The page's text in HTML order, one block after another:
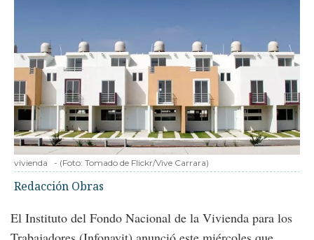
vivienda - (Foto: Tomado de Flickr/Vive Carrara)
Redacción Obras
El Instituto del Fondo Nacional de la Vivienda para los